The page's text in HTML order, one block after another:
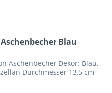
Blau
Aschenbecher Dekor: Blau,
Durchmesser 13,5 cm